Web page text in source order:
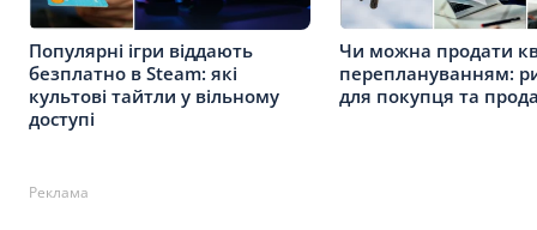
Популярні ігри віддають
безплатно в Steam: які
культові тайтли у вільному
доступі
Чи можна продати
переплануванням:
для покупця та
Реклама